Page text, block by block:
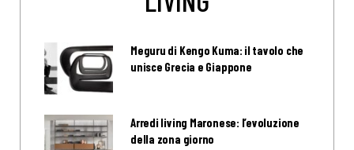
Meguru di Kengo Kuma: il tavolo che
unisce Grecia e Giappone
Arredi living Maronese: l’evoluzione
della zona giorno